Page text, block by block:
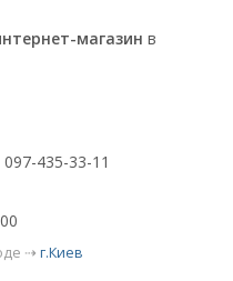
магазин в
435-33-11
⇢ г.Киев